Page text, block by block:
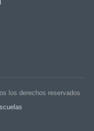
los derechos reservados